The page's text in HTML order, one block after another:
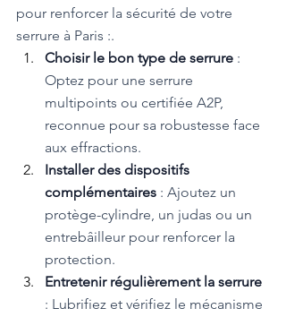
pour renforcer la sécurité de votre
serrure à Paris :.
Choisir le bon type de serrure :
Optez pour une serrure
multipoints ou certifiée A2P,
reconnue pour sa robustesse face
aux effractions.
Installer des dispositifs
complémentaires : Ajoutez un
protège-cylindre, un judas ou un
entrebâilleur pour renforcer la
protection.
Entretenir régulièrement la serrure
: Lubrifiez et vérifiez le mécanisme